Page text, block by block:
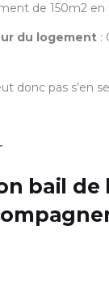
de 150m2 en
du logement :
donc pas s’en
bail de